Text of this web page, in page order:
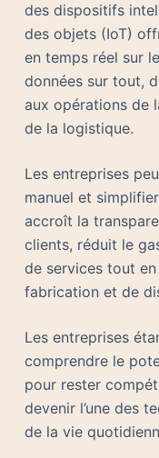
des dispositifs
des objets (IoT)
en temps réel sur
données sur tout,
aux opérations de
de la logistique.
Les entreprises
manuel et
accroît la
clients, réduit le
de services tout
fabrication et de
Les entreprises
comprendre le
pour rester
devenir l’une des
de la vie